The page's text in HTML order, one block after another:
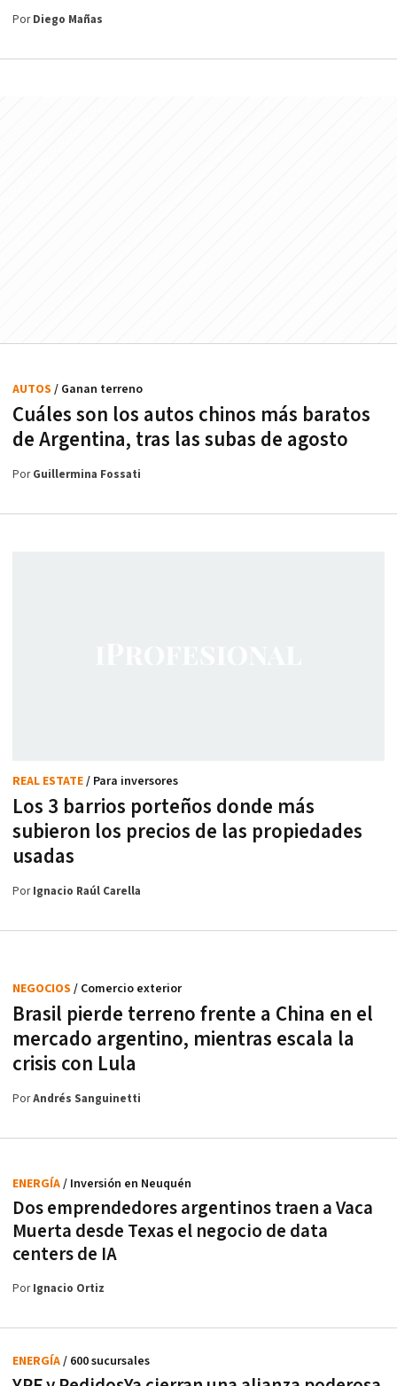
PorDiego Mañas
Cuáles son los autos chinos más baratos
de Argentina, tras las subas de agosto
AUTOS / Ganan terreno
PorGuillermina Fossati
Los 3 barrios porteños donde más
subieron los precios de las propiedades
usadas
REAL ESTATE/ Para inversores
PorIgnacio Raúl Carella
Brasil pierde terreno frente a China en el
mercado argentino, mientras escala la
crisis con Lula
NEGOCIOS / Comercio exterior
PorAndrés Sanguinetti
Dos emprendedores argentinos traen a Vaca
Muerta desde Texas el negocio de data
centers de IA
ENERGÍA/ Inversión en Neuquén
PorIgnacio Ortiz
ENERGÍA/ 600 sucursales